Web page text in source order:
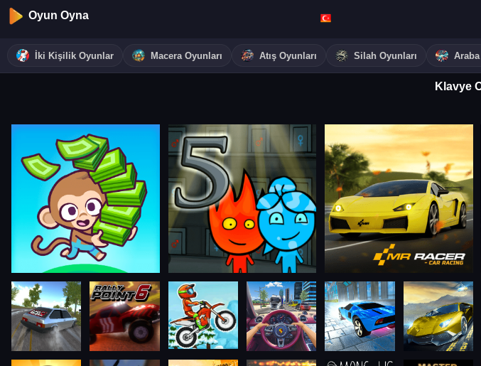
Oyun Oyna
İki Kişilik Oyunlar Macera Oyunları Atış Oyunları Silah Oyunları Araba
Klavye